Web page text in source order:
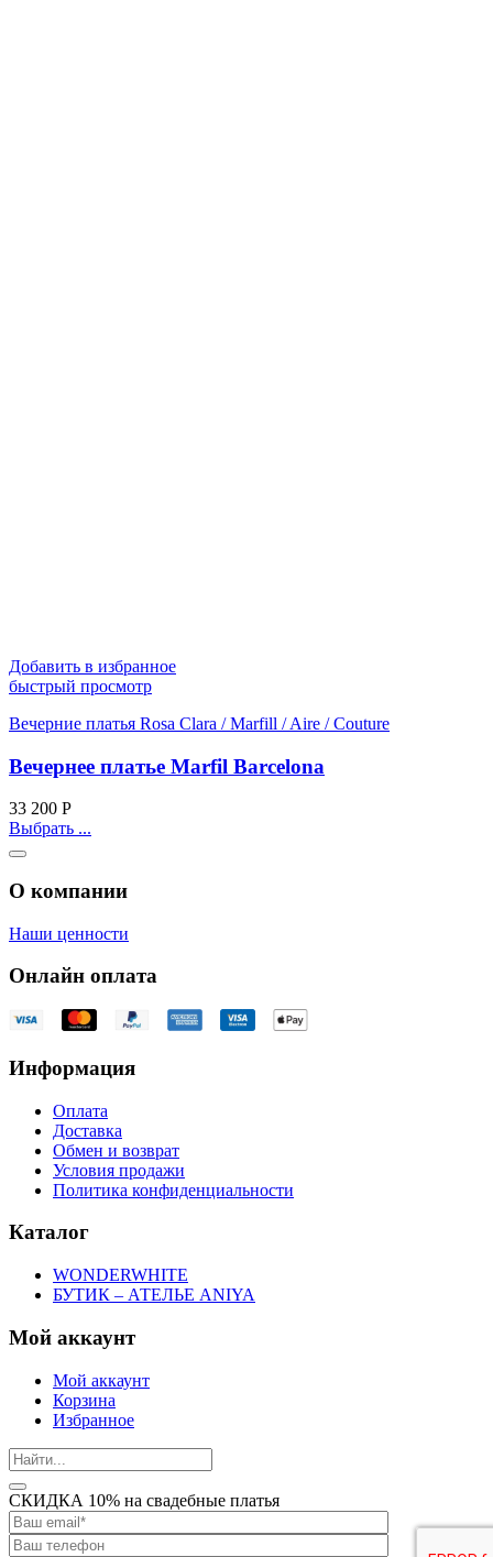
Добавить в избранное
быстрый просмотр
Вечерние платья Rosa Clara / Marfill / Aire / Couture
Вечернее платье Marfil Barcelona
33 200 Р
Выбрать ...
О компании
Наши ценности
Онлайн оплата
Информация
Оплата
Доставка
Обмен и возврат
Условия продажи
Политика конфиденциальности
Каталог
WONDERWHITE
БУТИК – АТЕЛЬЕ ANIYA
Мой аккаунт
Мой аккаунт
Корзина
Избранное
СКИДКА 10% на свадебные платья